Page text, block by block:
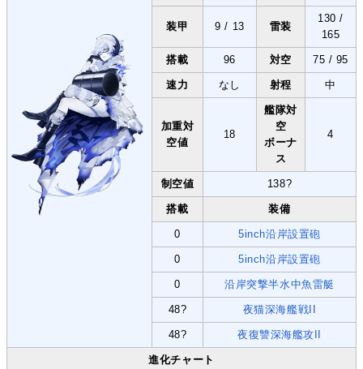
装甲 9 / 13 雷装
130 /
165
搭載 96 対空 75 / 95
速力 なし 射程 中
加重対
空値
18
艦隊対
空
ボーナ
ス
4
制空値 138?
搭載 装備
0 5inch沿岸設置砲
0 5inch沿岸設置砲
0 沿岸突撃半水中魚雷艇
48? 夜猫深海艦戦II
48? 夜復讐深海艦攻II
進化チャート